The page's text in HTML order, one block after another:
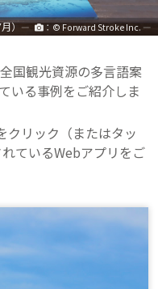
）― ：© Forward Stroke Inc. ―
国観光資源の多言語案
いる事例をご紹介しま
クリック（またはタッ
ているWebアプリをご